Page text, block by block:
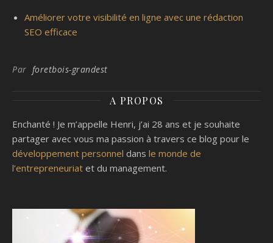
Améliorer votre visibilité en ligne avec une rédaction
SEO efficace
Par foretbois-grandest
A PROPOS
Enchanté ! Je m’appelle Henri, j’ai 28 ans et je souhaite
partager avec vous ma passion à travers ce blog pour le
développement personnel dans le monde de
l’entrepreneuriat et du management.